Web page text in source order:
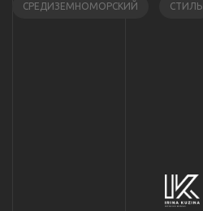
СРЕДИЗЕМНОМОРСКИЙ СТИЛЬ